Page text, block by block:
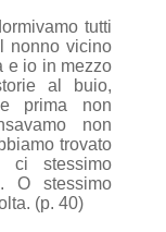
tutti
nonno vicino
e io in mezzo
al buio,
prima non
non
trovato
stessimo
O stessimo
(p. 40)